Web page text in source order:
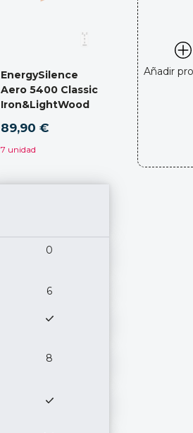
EnergySilence
Aero 5400 Classic
Iron&LightWood
89,90 €
7 unidad
Añadir
0
6
8